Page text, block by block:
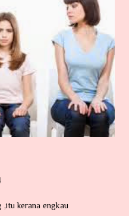
atau dibawa oleh haiwan-
memburu dan bersiar-siar
ni memang pakar mencari
yang paling syok sekali
contohnya belakang telinga,
,itu kerana engkau